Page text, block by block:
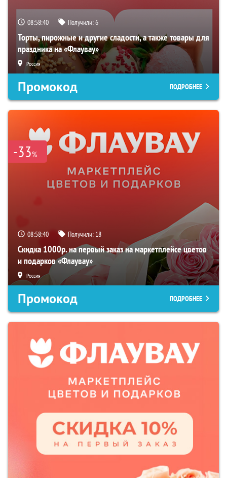
08:58:39 Получили:6
Торты, пирожные и другие сладости, а также товары для
праздника на «Флаувау»
Россия
Промокод ПОДРОБНЕЕ
-33%
08:58:39 Получили: 18
Скидка 1000р. на первый заказ на маркетплейсе цветов
и подарков «Флаувау»
Россия
Промокод ПОДРОБНЕЕ